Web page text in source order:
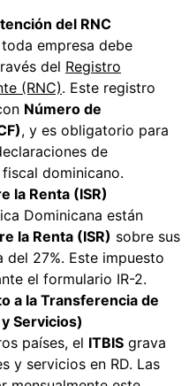
del RNC
empresa debe
del Registro
(RNC). Este registro
Número de
, y es obligatorio para
de
dominicano.
la Renta (ISR)
Dominicana están
la Renta (ISR) sobre sus
del 27%. Este impuesto
el formulario IR-2.
a la Transferencia de
Servicios)
países, el ITBIS grava
y servicios en RD. Las